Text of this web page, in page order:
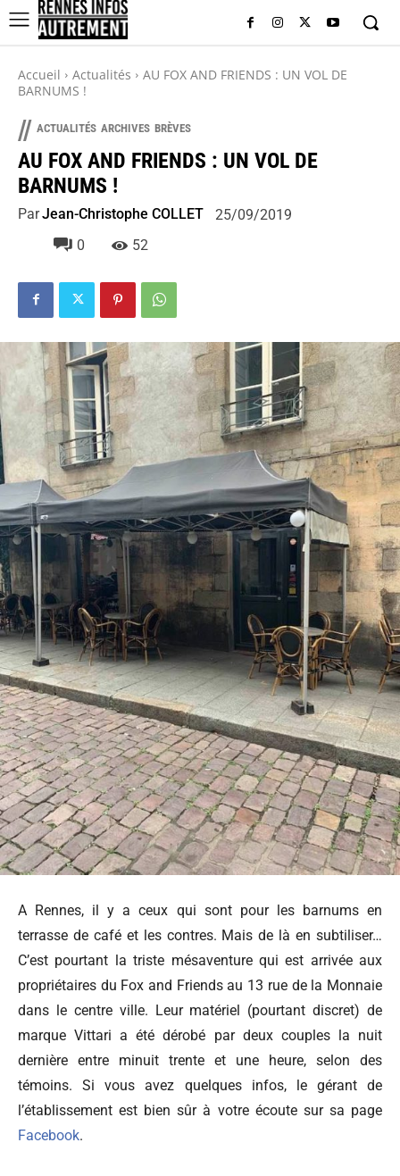
Accueil Actualités
AU FOX AND FRIENDS : UN VOL DE
BARNUMS !
// ACTUALITÉS ARCHIVES BRÈVES
AU FOX AND FRIENDS : UN VOL DE
BARNUMS !
ParJean-Christophe COLLET
25/09/2019
0
52
A Rennes, il y a ceux qui sont pour les barnums en
terrasse de café et les contres. Mais de là en subtiliser…
C’est pourtant la triste mésaventure qui est arrivée aux
propriétaires du Fox and Friends au 13 rue de la Monnaie
dans le centre ville. Leur matériel (pourtant discret) de
marque Vittari a été dérobé par deux couples la nuit
dernière entre minuit trente et une heure, selon des
témoins. Si vous avez quelques infos, le gérant de
l’établissement est bien sûr à votre écoute sur sa page
Facebook.